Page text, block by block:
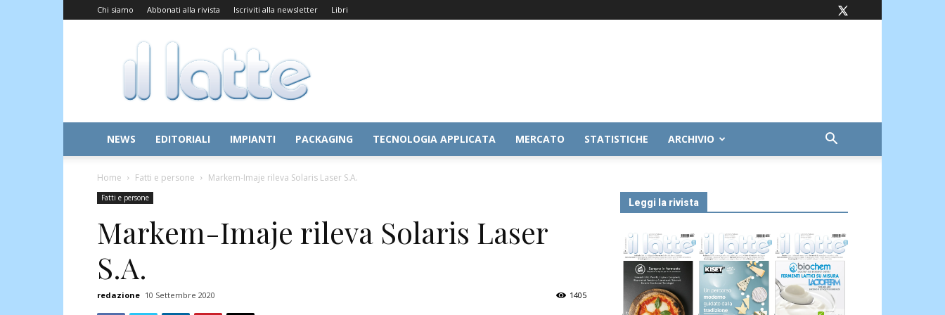
Chi siamo Abbonati alla rivista Iscriviti alla newsletter Libri
Il
Latte
NEWS EDITORIALI IMPIANTI PACKAGING TECNOLOGIA APPLICATA MERCATO STATISTICHE ARCHIVIO
Home Fatti e persone Markem-Imaje rileva Solaris Laser S.A.
Fatti e persone
Markem-Imaje rileva Solaris Laser
S.A.
redazione 10 Settembre 2020 1405
Leggi la rivista